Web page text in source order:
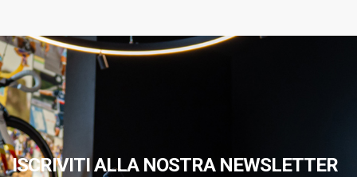
ISCRIVITI ALLA NOSTRA NEWSLETTER